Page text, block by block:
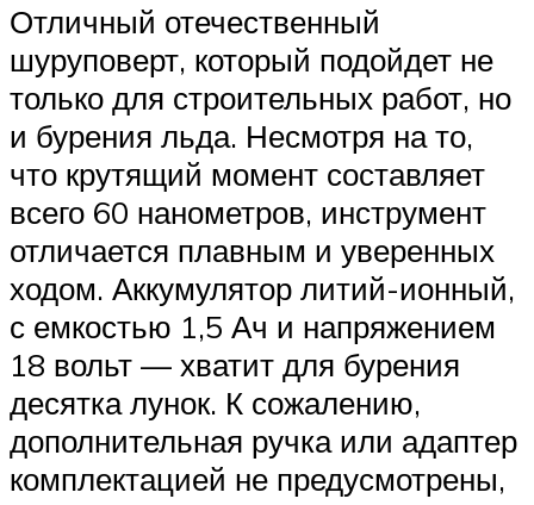
Отличный отечественный
шуруповерт, который подойдет не
только для строительных работ, но
и бурения льда. Несмотря на то,
что крутящий момент составляет
всего 60 нанометров, инструмент
отличается плавным и уверенных
ходом. Аккумулятор литий-ионный,
с емкостью 1,5 Ач и напряжением
18 вольт — хватит для бурения
десятка лунок. К сожалению,
дополнительная ручка или адаптер
комплектацией не предусмотрены,